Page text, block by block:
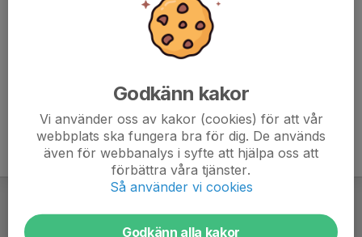
Godkänn kakor
Vi använder oss av kakor (cookies) för att vår
webbplats ska fungera bra för dig. De används
även för webbanalys i syfte att hjälpa oss att
förbättra våra tjänster.
Så använder vi cookies
Godkänn alla kakor